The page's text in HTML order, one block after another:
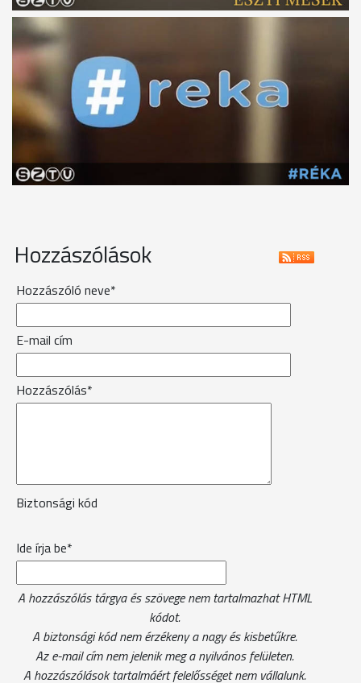
Hozzászólások
Hozzászóló neve*
E-mail cím
Hozzászólás*
Biztonsági kód
Ide írja be*
A hozzászólás tárgya és szövege nem tartalmazhat HTML
kódot.
A biztonsági kód nem érzékeny a nagy és kisbetűkre.
Az e-mail cím nem jelenik meg a nyilvános felületen.
A hozzászólások tartalmáért felelősséget nem vállalunk.